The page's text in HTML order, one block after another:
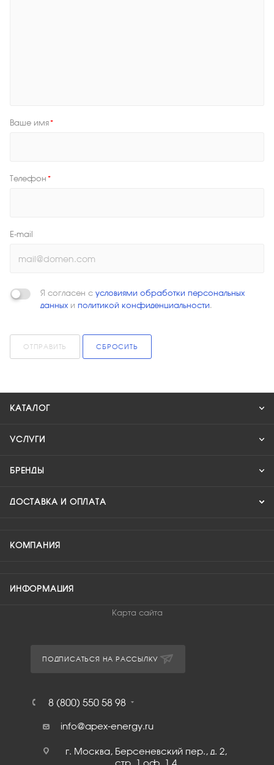
Ваше имя*
Телефон *
E-mail
Я согласен с условиями обработки персональных
данных и политикой конфиденциальности.
ОТПРАВИТЬ СБРОСИТЬ
КАТАЛОГ
УСЛУГИ
БРЕНДЫ
ДОСТАВКА И ОПЛАТА
КОМПАНИЯ
ИНФОРМАЦИЯ
Карта сайта
ПОДПИСАТЬСЯ НА РАССЫЛКУ
8 (800) 550 58 98
info@apex-energy.ru
г. Москва, Берсеневский пер., д. 2,
стр. 1 оф. 1.4